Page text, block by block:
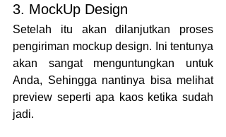
3. MockUp Design
Setelah itu akan dilanjutkan proses
pengiriman mockup design. Ini tentunya
akan sangat menguntungkan untuk
Anda, Sehingga nantinya bisa melihat
preview seperti apa kaos ketika sudah
jadi.